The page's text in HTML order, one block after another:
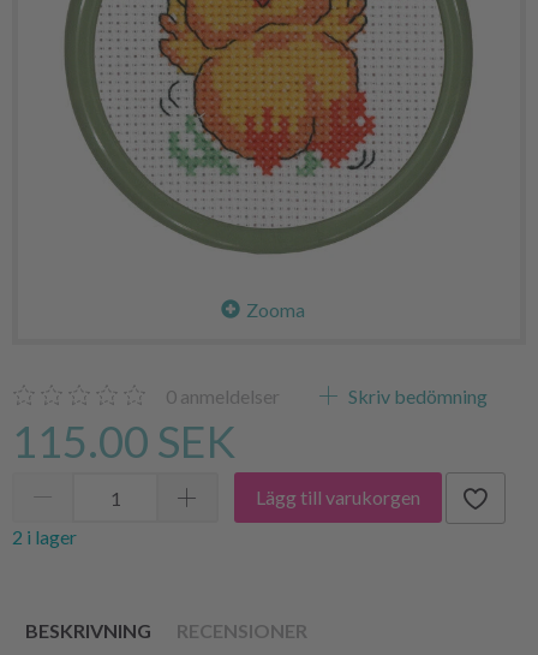
Zooma
0 anmeldelser Skriv bedömning
115.00 SEK
Lägg till varukorgen
2 i lager
BESKRIVNING RECENSIONER